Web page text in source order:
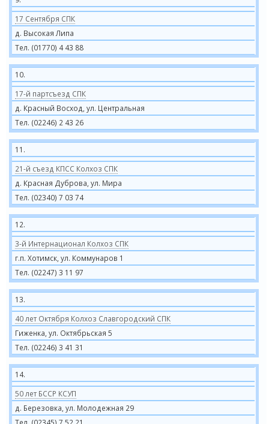
17 Сентября СПК
д. Высокая Липа
Тел. (01770) 4 43 88
10.
17-й партсъезд СПК
д. Красный Восход, ул. Центральная
Тел. (02246) 2 43 26
11.
21-й съезд КПСС Колхоз СПК
д. Красная Дуброва, ул. Мира
Тел. (02340) 7 03 74
12.
3-й Интернационал Колхоз СПК
г.п. Хотимск, ул. Коммунаров 1
Тел. (02247) 3 11 97
13.
40 лет Октября Колхоз Славгородский СПК
Гиженка, ул. Октябрьская 5
Тел. (02246) 3 41 31
14.
50 лет БССР КСУП
д. Березовка, ул. Молодежная 29